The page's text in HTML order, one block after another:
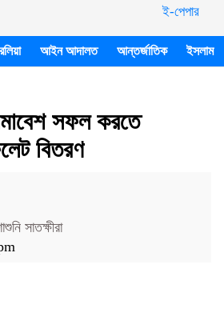
ই-পেপার
আইন আদালত আন্তর্জাতিক ইসলাম
সফল করতে
বিতরণ
সাতক্ষীরা